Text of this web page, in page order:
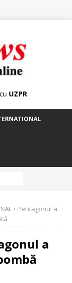
UZPR
/ Pentagonul a
a